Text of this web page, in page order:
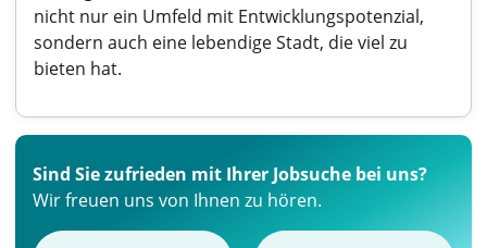
nicht nur ein Umfeld mit Entwicklungspotenzial,
sondern auch eine lebendige Stadt, die viel zu
bieten hat.
Sind Sie zufrieden mit Ihrer Jobsuche bei uns?
Wir freuen uns von Ihnen zu hören.